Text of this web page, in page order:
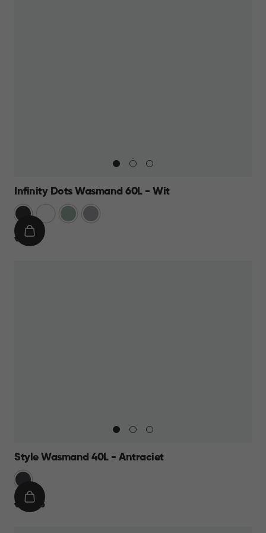
Infinity Dots Wasmand 60L - Wit
DonkergrijsGroenLicht
€
€ 19,95
IN
Style Wasmand 40L - Antraciet
Grijs
€
€ 24,95
IN